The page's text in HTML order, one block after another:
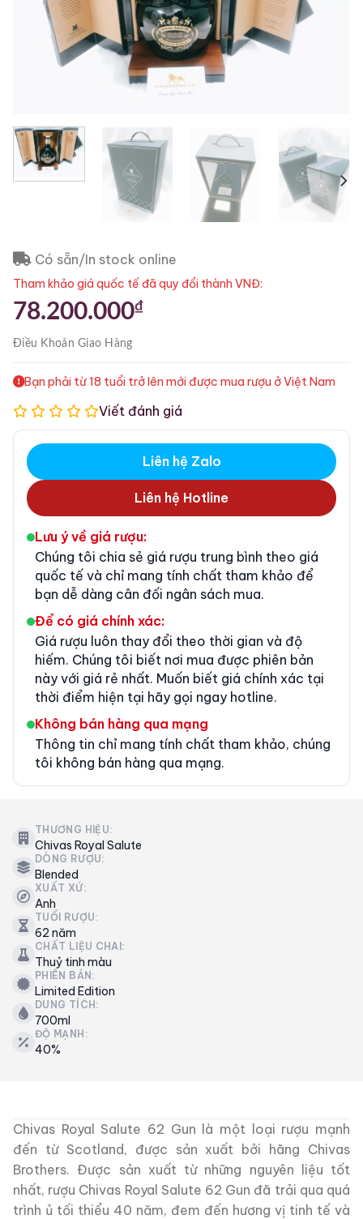
Có sẵn/In stock online
Tham khảo giá quốc tế đã quy đổi thành VNĐ:
78.200.000₫
Điều KhoảnGiao Hàng
Bạn phải từ 18 tuổi trở lên mới được mua rượu ở Việt Nam
Viết đánh giá
Liên hệ Zalo
Liên hệ Hotline
Lưu ý về giá rượu:
Chúng tôi chia sẻ giá rượu trung bình theo giá
quốc tế và chỉ mang tính chất tham khảo để
bạn dễ dàng cân đối ngân sách mua.
Để có giá chính xác:
Giá rượu luôn thay đổi theo thời gian và độ
hiếm. Chúng tôi biết nơi mua được phiên bản
này với giá rẻ nhất. Muốn biết giá chính xác tại
thời điểm hiện tại hãy gọi ngay hotline.
Không bán hàng qua mạng
Thông tin chỉ mang tính chất tham khảo, chúng
tôi không bán hàng qua mạng.
THƯƠNG HIỆU:
Chivas Royal Salute
DÒNG RƯỢU:
Blended
XUẤT XỨ:
Anh
TUỔI RƯỢU:
62 năm
CHẤT LIỆU CHAI:
Thuỷ tinh màu
PHIÊN BẢN:
Limited Edition
DUNG TÍCH:
700ml
ĐỘ MẠNH:
40%
Chivas Royal Salute 62 Gun là một loại rượu mạnh
đến từ Scotland, được sản xuất bởi hãng Chivas
Brothers. Được sản xuất từ những nguyên liệu tốt
nhất, rượu Chivas Royal Salute 62 Gun đã trải qua quá
trình ủ tối thiểu 40 năm, đem đến hương vị tinh tế và